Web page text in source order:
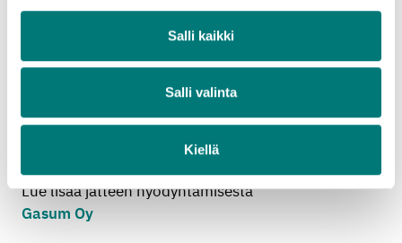
Salli kaikki
Salli valinta
Kiellä
kotimaisiin biokaasulaitoksiin, joissa siitä
valmistetaan biokaasua mädättämällä. Biokaasua
voidaan käyttää esimerkiksi yksityisautojen, kuntien
polttoaineena. Kaasun valmistuksessa jäljelle
jäänyttä mädätysjäännöstä voidaan käyttää
lannoitteena maanviljelyksessä.
Lue lisää jätteen hyödyntämisestä
Gasum Oy